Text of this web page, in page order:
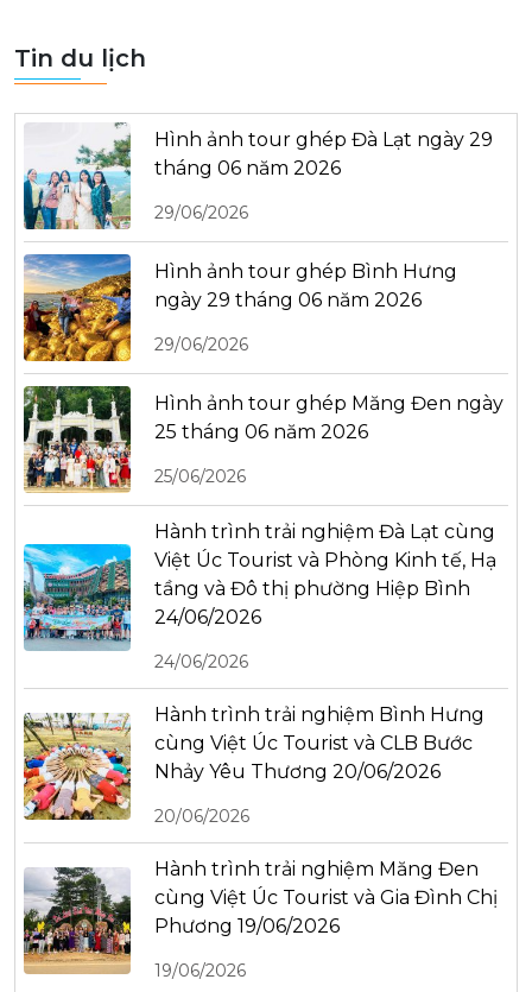
Tin du lịch
Hình ảnh tour ghép Đà Lạt ngày 29
tháng 06 năm 2026
29/06/2026
Hình ảnh tour ghép Bình Hưng
ngày 29 tháng 06 năm 2026
29/06/2026
Hình ảnh tour ghép Măng Đen ngày
25 tháng 06 năm 2026
25/06/2026
Hành trình trải nghiệm Đà Lạt cùng
Việt Úc Tourist và Phòng Kinh tế, Hạ
tầng và Đô thị phường Hiệp Bình
24/06/2026
24/06/2026
Hành trình trải nghiệm Bình Hưng
cùng Việt Úc Tourist và CLB Bước
Nhảy Yêu Thương 20/06/2026
20/06/2026
Hành trình trải nghiệm Măng Đen
cùng Việt Úc Tourist và Gia Đình Chị
Phương 19/06/2026
19/06/2026